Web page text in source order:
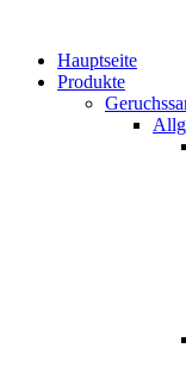
wechselnHauptseite
Produkte